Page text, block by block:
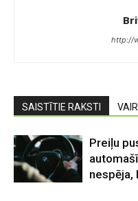
http://
SAISTĪTIE RAKSTI
Preiļu
nespēja,